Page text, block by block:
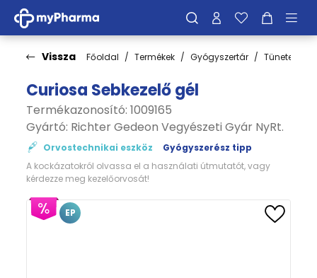
Vissza Főoldal Termékek Gyógyszertár Tünetek
Curiosa Sebkezelő gél
Termékazonosító: 1009165
Gyártó: Richter Gedeon Vegyészeti Gyár NyRt.
Orvostechnikai eszköz
Gyógyszerész tipp
A kockázatokról olvassa el a használati útmutatót, vagy
kérdezze meg kezelőorvosát!
EP